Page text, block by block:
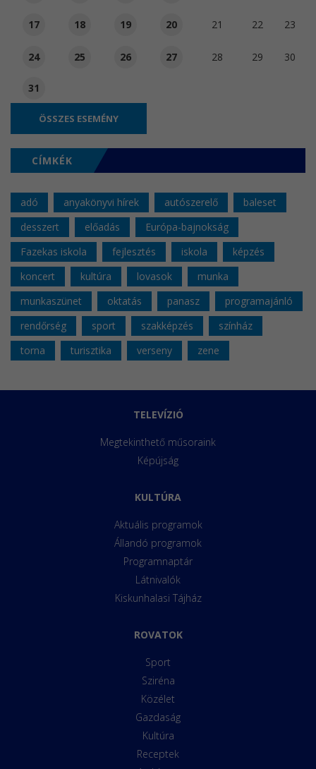
17 18 19 20 21 22 23
24 25 26 27 28 29 30
31
ÖSSZES ESEMÉNY
CÍMKÉK
adó anyakönyvi hírek autószerelő
baleset
desszert
előadás
Európa-bajnokság
Fazekas iskola
fejlesztés iskola
képzés
koncert
kultúra lovasok
munka
munkaszünet
oktatás panasz
programajánló
rendőrség
sport szakképzés
színház
torna
turisztika verseny zene
TELEVÍZIÓ
Megtekinthető műsoraink
Képújság
KULTÚRA
Aktuális programok
Állandó programok
Programnaptár
Látnivalók
Kiskunhalasi Tájház
ROVATOK
Sport
Sziréna
Közélet
Gazdaság
Kultúra
Receptek